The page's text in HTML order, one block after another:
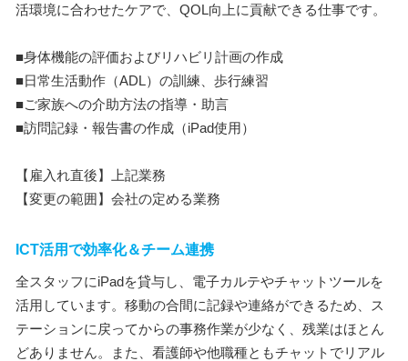
活環境に合わせたケアで、QOL向上に貢献できる仕事です。
■身体機能の評価およびリハビリ計画の作成
■日常生活動作（ADL）の訓練、歩行練習
■ご家族への介助方法の指導・助言
■訪問記録・報告書の作成（iPad使用）
【雇入れ直後】上記業務
【変更の範囲】会社の定める業務
ICT活用で効率化＆チーム連携
全スタッフにiPadを貸与し、電子カルテやチャットツールを
活用しています。移動の合間に記録や連絡ができるため、ス
テーションに戻ってからの事務作業が少なく、残業はほとん
どありません。また、看護師や他職種ともチャットでリアル